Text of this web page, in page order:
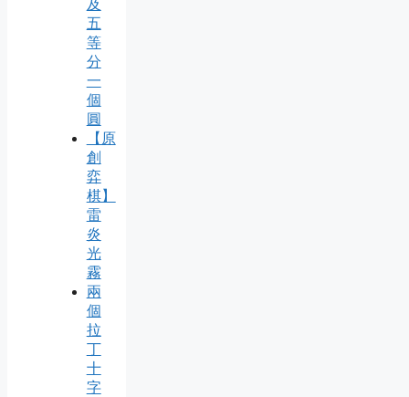
及
五
等
分
一
個
圓
【原
創
弈
棋】
雷
炎
光
霧
兩
個
拉
丁
十
字